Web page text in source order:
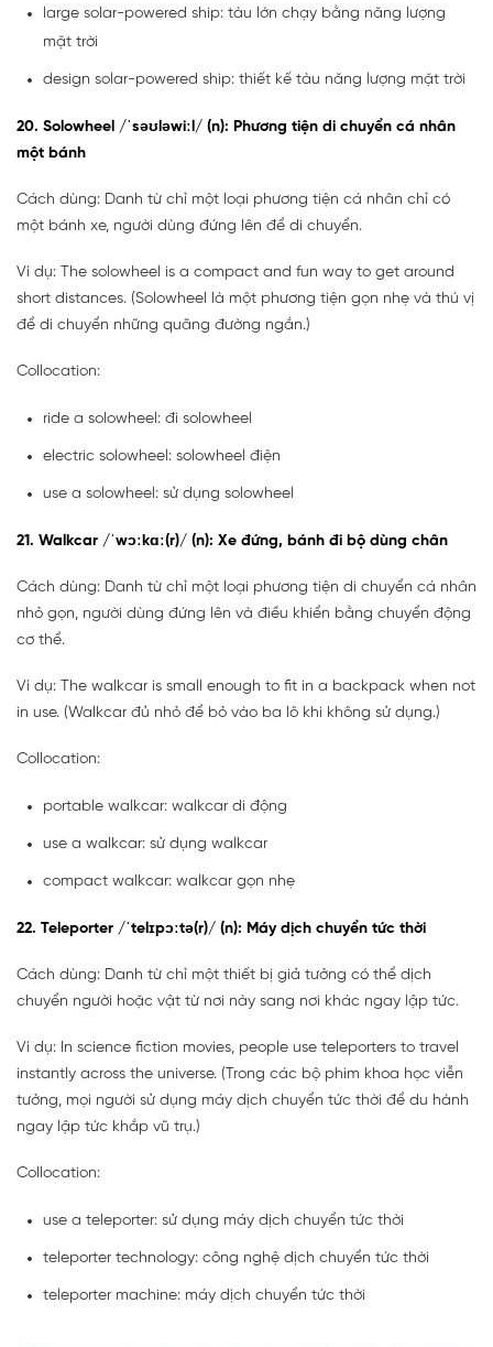
large solar-powered ship: tàu lớn chạy bằng năng lượng
mặt trời
design solar-powered ship: thiết kế tàu năng lượng mặt trời
20. Solowheel /ˈsəʊləwiːl/ (n): Phương tiện di chuyển cá nhân
một bánh
Cách dùng: Danh từ chỉ một loại phương tiện cá nhân chỉ có
một bánh xe, người dùng đứng lên để di chuyển.
Ví dụ: The solowheel is a compact and fun way to get around
short distances. (Solowheel là một phương tiện gọn nhẹ và thú vị
để di chuyển những quãng đường ngắn.)
Collocation:
ride a solowheel: đi solowheel
electric solowheel: solowheel điện
use a solowheel: sử dụng solowheel
21. Walkcar /ˈwɔːkɑː(r)/ (n): Xe đứng, bánh đi bộ dùng chân
Cách dùng: Danh từ chỉ một loại phương tiện di chuyển cá nhân
nhỏ gọn, người dùng đứng lên và điều khiển bằng chuyển động
cơ thể.
Ví dụ: The walkcar is small enough to fit in a backpack when not
in use. (Walkcar đủ nhỏ để bỏ vào ba lô khi không sử dụng.)
Collocation:
portable walkcar: walkcar di động
use a walkcar: sử dụng walkcar
compact walkcar: walkcar gọn nhẹ
22. Teleporter /ˈtelɪpɔːtə(r)/ (n): Máy dịch chuyển tức thời
Cách dùng: Danh từ chỉ một thiết bị giả tưởng có thể dịch
chuyển người hoặc vật từ nơi này sang nơi khác ngay lập tức.
Ví dụ: In science fiction movies, people use teleporters to travel
instantly across the universe. (Trong các bộ phim khoa học viễn
tưởng, mọi người sử dụng máy dịch chuyển tức thời để du hành
ngay lập tức khắp vũ trụ.)
Collocation:
use a teleporter: sử dụng máy dịch chuyển tức thời
teleporter technology: công nghệ dịch chuyển tức thời
teleporter machine: máy dịch chuyển tức thời